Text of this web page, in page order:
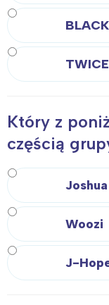
TWICE
Który z
częścią
Joshua
Woozi
J-